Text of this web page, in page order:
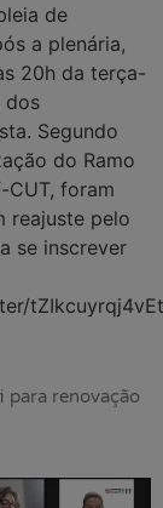
de
a plenária,
20h da terça-
dos
Segundo
do Ramo
CUT, foram
reajuste pelo
se inscrever
para renovação